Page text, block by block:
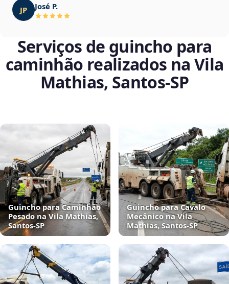
JP José P.
Serviços de guincho para
caminhão realizados na Vila
Mathias, Santos‑SP
Guincho para Caminhão
Pesado na Vila Mathias,
Santos‑SP
Guincho para Cavalo
Mecânico na Vila
Mathias, Santos‑SP